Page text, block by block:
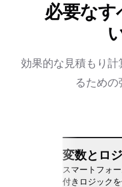
必要な
効果的な見積もり
るための
変数とロ
スマートフォ
付きロジックを